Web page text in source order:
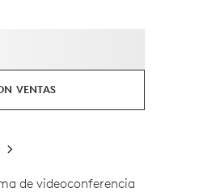
VENTAS
de videoconferencia